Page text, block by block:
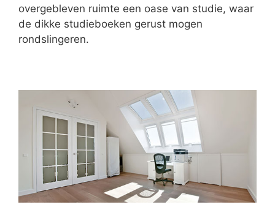
overgebleven ruimte een oase van studie, waar
de dikke studieboeken gerust mogen
rondslingeren.